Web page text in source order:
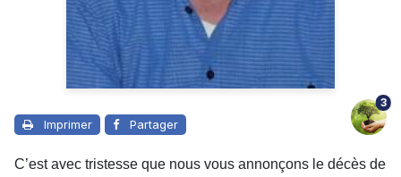
Imprimer Partager
3
C’est avec tristesse que nous vous annonçons le décès de